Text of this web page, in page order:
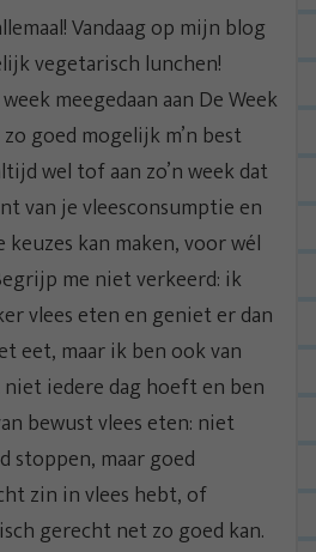
Vandaag op mijn blog
vegetarisch lunchen!
meegedaan aan De Week
goed mogelijk m’n best
wel tof aan zo’n week dat
van je vleesconsumptie en
kan maken, voor wél
me niet verkeerd: ik
vlees eten en geniet er dan
eet, maar ik ben ook van
iedere dag hoeft en ben
bewust vlees eten: niet
stoppen, maar goed
zin in vlees hebt, of
gerecht net zo goed kan.